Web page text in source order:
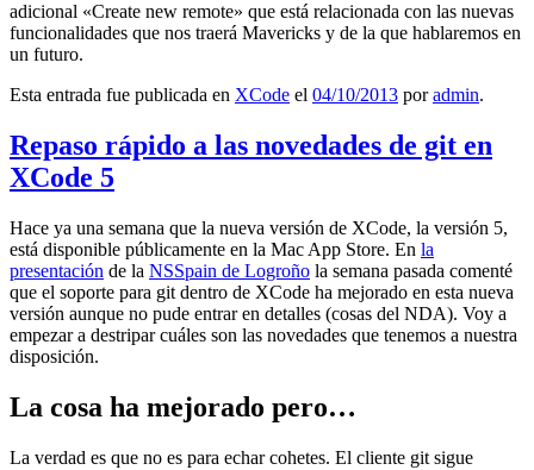
adicional «Create new remote» que está relacionada con las nuevas
funcionalidades que nos traerá Mavericks y de la que hablaremos en
un futuro.
Esta entrada fue publicada en XCode el 04/10/2013 poradmin.
Repaso rápido a las novedades de git en
XCode 5
Hace ya una semana que la nueva versión de XCode, la versión 5,
está disponible públicamente en la Mac App Store. En la
presentación de la NSSpain de Logroño la semana pasada comenté
que el soporte para git dentro de XCode ha mejorado en esta nueva
versión aunque no pude entrar en detalles (cosas del NDA). Voy a
empezar a destripar cuáles son las novedades que tenemos a nuestra
disposición.
La cosa ha mejorado pero…
La verdad es que no es para echar cohetes. El cliente git sigue